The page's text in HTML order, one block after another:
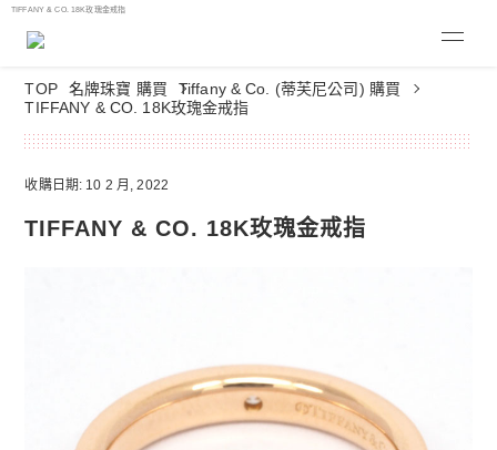
TIFFANY & CO. 18K玫瑰金戒指
TOP 名牌珠寶 購買
Tiffany & Co. (蒂芙尼公司) 購買
TIFFANY & CO. 18K玫瑰金戒指
收購日期: 10 2 月, 2022
TIFFANY & CO. 18K玫瑰金戒指